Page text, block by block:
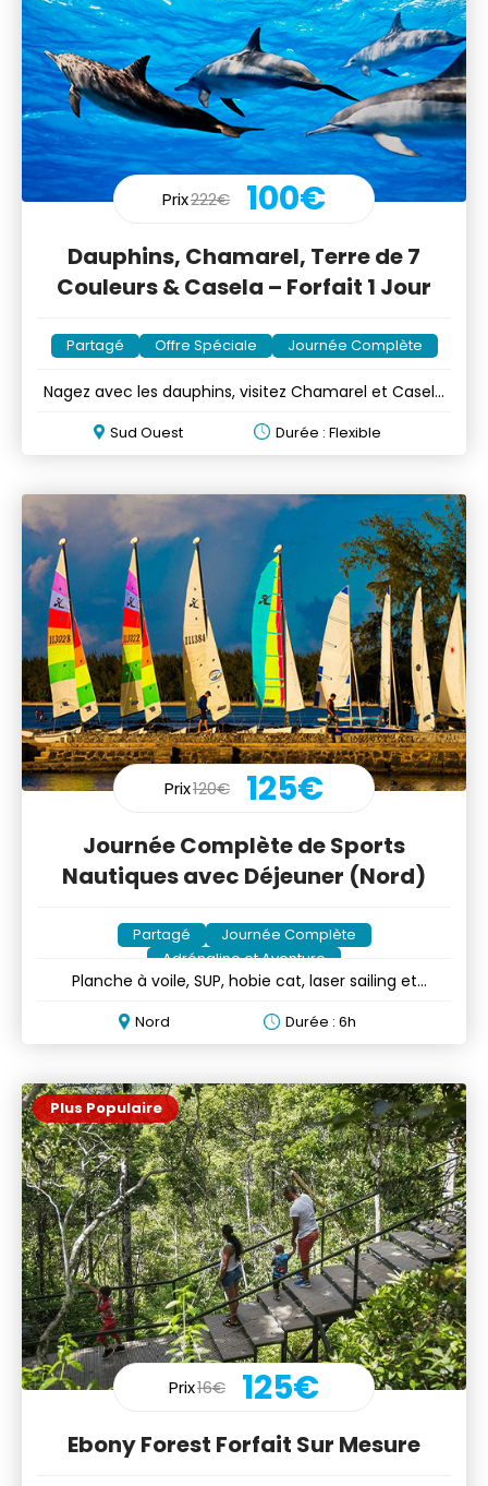
Prix222€ 100€
Dauphins, Chamarel, Terre de 7
Couleurs & Casela – Forfait 1 Jour
Partagé Offre Spéciale Journée Complète
Nagez avec les dauphins, visitez Chamarel et Casela
Sud Ouest Durée : Flexible
Prix120€ 125€
Journée Complète de Sports
Nautiques avec Déjeuner (Nord)
Partagé
Journée Complète
Adrénaline et Aventure
Planche à voile, SUP, hobie cat, laser sailing et
Nord Durée : 6h
Plus Populaire
Prix16€ 125€
Ebony Forest Forfait Sur Mesure